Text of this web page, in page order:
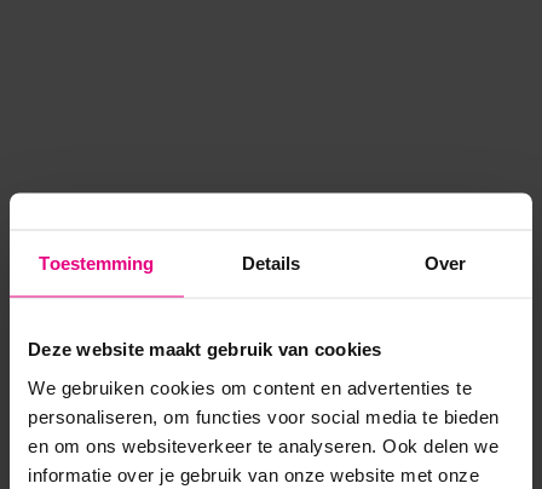
Toestemming Details Over
Deze website maakt gebruik van cookies
We gebruiken cookies om content en advertenties te
personaliseren, om functies voor social media te bieden
en om ons websiteverkeer te analyseren. Ook delen we
informatie over je gebruik van onze website met onze